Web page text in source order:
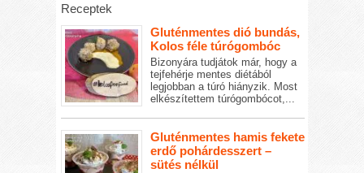
Receptek
Gluténmentes dió bundás,
Kolos féle túrógombóc
Bizonyára tudjátok már, hogy a
tejfehérje mentes diétából
legjobban a túró hiányzik. Most
elkészítettem túrógombócot,...
Gluténmentes hamis fekete
erdő pohárdesszert –
sütés nélkül